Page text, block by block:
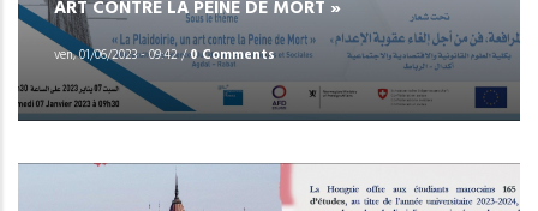
ART CONTRE LA PEINE DE MORT »
ven, 01/06/2023 - 09:42/0 Comments